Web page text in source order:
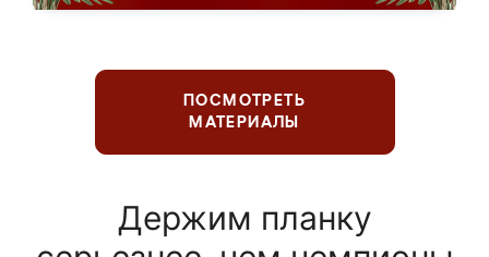
ПОСМОТРЕТЬ
МАТЕРИАЛЫ
Держим планку